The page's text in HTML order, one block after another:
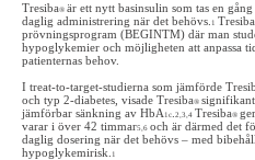
Tresiba® är ett nytt basinsulin som tas en
daglig administrering när det behövs. 1 Tresiba
prövningsprogram (BEGINTM) där man
hypoglykemier och möjligheten att anpassa
patienternas behov.
I treat-to-target-studierna som jämförde
och typ 2-diabetes, visade Tresiba®
jämförbar sänkning av HbA 1c 2,3,4 Tresiba®
varar i över 42 timmar5,6 och är därmed det
daglig dosering när det behövs – med
hypoglykemirisk.
1